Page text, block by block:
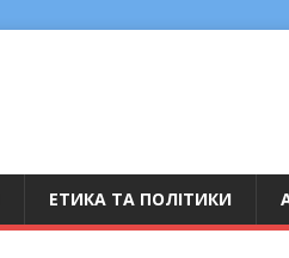
ЕТИКА ТА ПОЛІТИКИ